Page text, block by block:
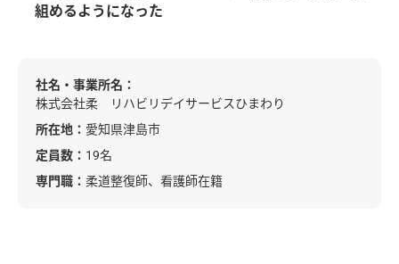
組めるようになった
社名・事業所名：
株式会社柔 リハビリデイサービスひまわり
所在地： 愛知県津島市
定員数： 19名
専門職： 柔道整復師、看護師在籍